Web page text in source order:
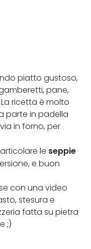
piatto gustoso,
pane,
ricetta è molto
parte in padella
in forno, per
le seppie
e buon
con una video
stesura e
fatta su pietra
;)